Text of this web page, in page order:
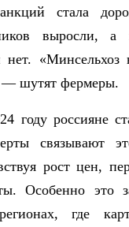
стала
выросли, а
нет. «Минсельхоз
— шутят фермеры.
году россияне
связывают
рост цен,
Особенно это
где